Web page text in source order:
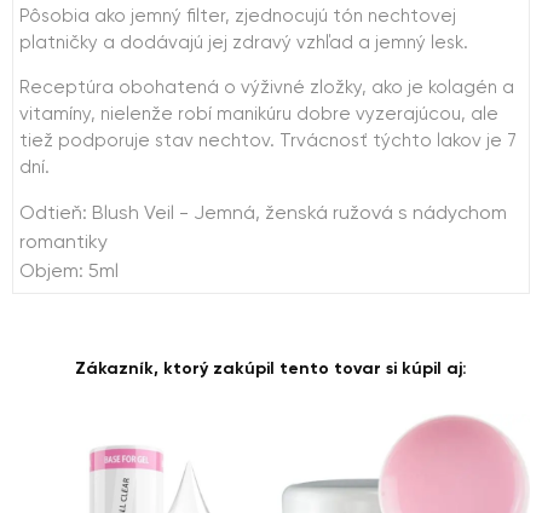
Pôsobia ako jemný filter, zjednocujú tón nechtovej
platničky a dodávajú jej zdravý vzhľad a jemný lesk.
Receptúra ​​obohatená o výživné zložky, ako je kolagén a
vitamíny, nielenže robí manikúru dobre vyzerajúcou, ale
tiež podporuje stav nechtov. Trvácnosť týchto lakov je 7
dní.
Odtieň: Blush Veil - Jemná, ženská ružová s nádychom
romantiky
Objem: 5ml
Zákazník, ktorý zakúpil tento tovar si kúpil aj: